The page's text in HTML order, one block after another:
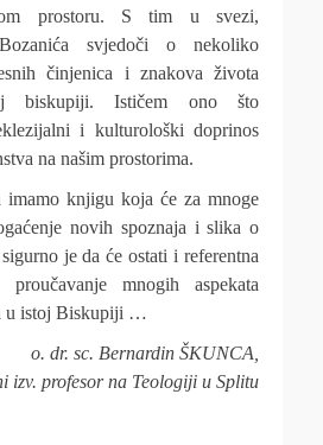
prostoru. S tim u svezi,
svjedoči o nekoliko
činjenica i znakova života
biskupiji. Ističem ono što
i kulturološki doprinos
na našim prostorima.
imamo knjigu koja će za mnoge
novih spoznaja i slika o
je da će ostati i referentna
mnogih aspekata
u istoj Biskupiji …
o. dr. sc. Bernardin ŠKUNCA,
izv. profesor na Teologiji u Splitu